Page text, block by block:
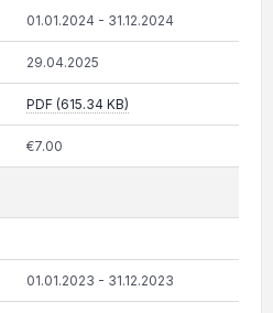
01.01.2024 - 31.12.2024
29.04.2025
PDF (615.34 KB)
€7.00
01.01.2023 - 31.12.2023